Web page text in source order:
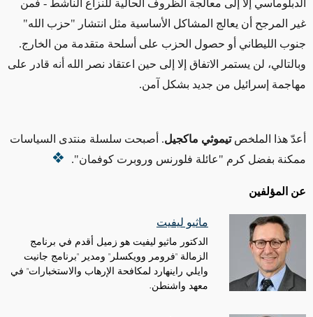
الدبلوماسي إلا إلى معالجة الظروف الحالية للنزاع الناشط - فمن
غير المرجح أن يعالج المشاكل الأساسية مثل انتشار "حزب الله"
جنوب الليطاني أو حصول الحزب على أسلحة متقدمة من الخارج.
وبالتالي، لن يستمر الاتفاق إلا إلى حين اعتقاد نصر الله أنه قادر على
مهاجمة إسرائيل من جديد بشكل آمن.
أعدّ هذا الملخصتيموثي ماكجيل. أصبحت سلسلة منتدى السياسات
ممكنة بفضل كرم "عائلة فلورنس وروبرت كوفمان".
عن المؤلفين
ماثيو ليفيت
الدكتور ماثيو ليفيت هو زميل أقدم في برنامج
الزمالة "فرومر وويكسلر" ومدير "برنامج جانيت
وايلي راينهارد لمكافحة الإرهاب والاستخبارات" في
معهد واشنطن.